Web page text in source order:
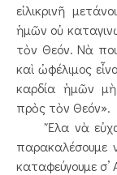
εἰλικρινῆ
ἡμῶν οὐ
τὸν Θεόν. Νὰ
καὶ ὠφέλιμος
καρδία ἡμῶν
πρὸς τὸν Θεόν».
Ἔλα νὰ
παρακαλέσουμε
καταφεύγουμε σ’